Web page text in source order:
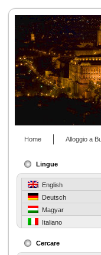
Home Alloggio a
Lingue
English
Deutsch
Magyar
Italiano
Cercare